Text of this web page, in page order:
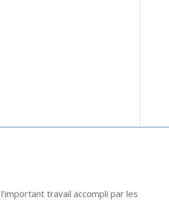
travail accompli par les